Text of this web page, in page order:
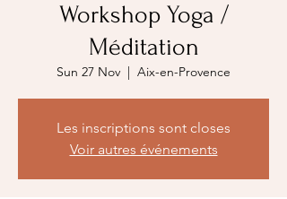
Workshop Yoga /
Méditation
Sun 27 Nov
  |
Aix-en-Provence
Les inscriptions sont closes
Voir autres événements